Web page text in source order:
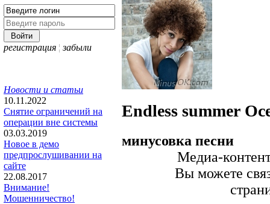
регистрация ¦ забыли
Новости и статьи
10.11.2022
Снятие ограничений на
операции вне системы
03.03.2019
Новое в демо
предпрослушивании на
сайте
22.08.2017
Внимание!
Мошенничество!
Endless summer
минусовка песни
Медиа-
Вы можете